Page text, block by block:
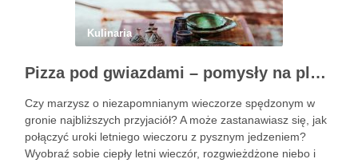
Kulinaria
Pizza pod gwiazdami – pomysły na plenerowy wieczór z przyjaciółmi
Czy marzysz o niezapomnianym wieczorze spędzonym w
gronie najbliższych przyjaciół? A może zastanawiasz się, jak
połączyć uroki letniego wieczoru z pysznym jedzeniem?
Wyobraź sobie ciepły letni wieczór, rozgwieżdżone niebo i